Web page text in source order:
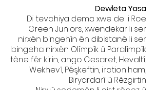
Dewleta Yasa
Di tevahiya dema xwe de li Roe
Green Juniors, xwendekar li ser
nirxên bingehîn ên dibistanê li ser
bingeha nirxên Olîmpîk û Paralîmpîk
têne fêr kirin, ango Cesaret, Hevaltî,
Wekhevî, Pêşkeftin, irationlham,
Biryardarî û Rêzgirtin